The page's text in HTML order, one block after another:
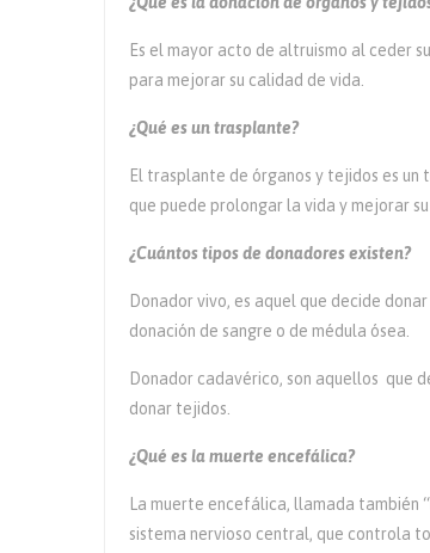
Es el mayor acto de altruismo al ceder
para mejorar su calidad de vida.
¿Qué es un trasplante?
El trasplante de órganos y tejidos es
que puede prolongar la vida y mejorar su
¿Cuántos tipos de donadores existen?
Donador vivo, es aquel que decide
donación de sangre o de médula ósea.
Donador cadavérico, son aquellos que
donar tejidos.
¿Qué es la muerte encefálica?
La muerte encefálica, llamada
sistema nervioso central, que controla